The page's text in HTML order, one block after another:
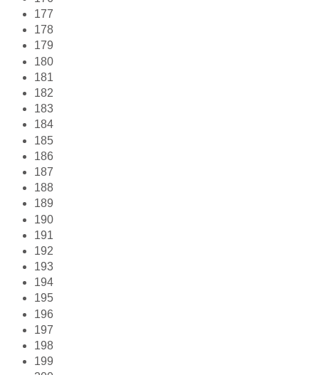
177
178
179
180
181
182
183
184
185
186
187
188
189
190
191
192
193
194
195
196
197
198
199